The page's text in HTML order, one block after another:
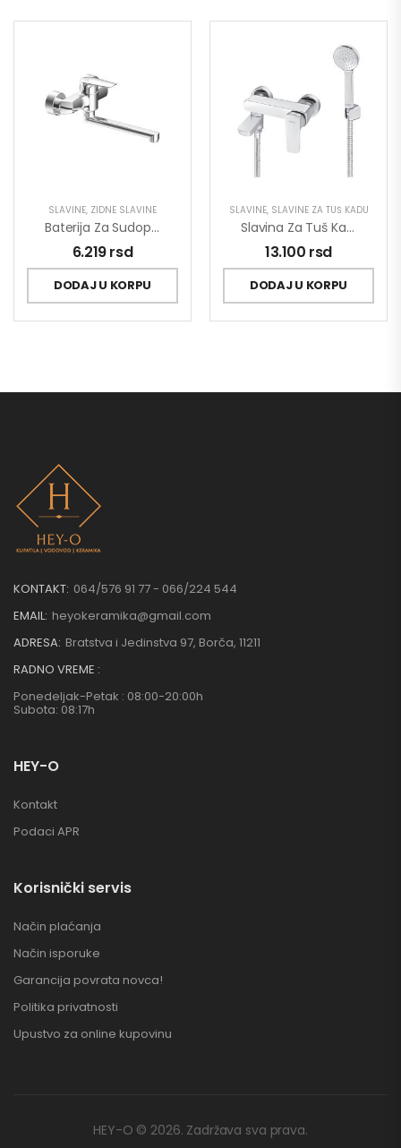
SLAVINE, ZIDNE SLAVINE
Baterija Za Sudoperu MINOTTI PRIMA Zidna Duga Lula 4115-L
6.219rsd
DODAJ U KORPU
SLAVINE, SLAVINE ZA TUŠ KADU
Slavina Za Tuš Kadu Stolz 137401
13.100 rsd
DODAJ U KORPU
KONTAKT: 064/576 91 77 - 066/224 544
EMAIL: heyokeramika@gmail.com
ADRESA: Bratstva i Jedinstva 97, Borča, 11211
RADNO VREME :
Ponedeljak-Petak : 08:00-20:00h
Subota: 08:17h
HEY-O
Kontakt
Podaci APR
Korisnički servis
Način plaćanja
Način isporuke
Garancija povrata novca!
Politika privatnosti
Upustvo za online kupovinu
HEY-O © 2026. Zadržava sva prava.